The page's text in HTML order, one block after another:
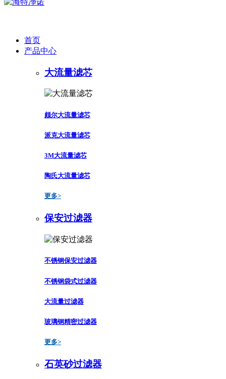
首页
产品中心
大流量滤芯
颇尔大流量滤芯
派克大流量滤芯
3M大流量滤芯
陶氏大流量滤芯
更多>
保安过滤器
不锈钢保安过滤器
不锈钢袋式过滤器
大流量过滤器
玻璃钢精密过滤器
更多>
石英砂过滤器